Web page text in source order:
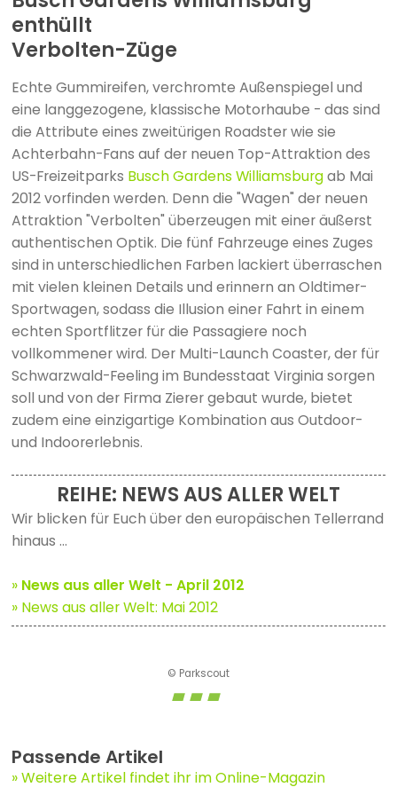
enthüllt
Verbolten-Züge
Echte Gummireifen, verchromte Außenspiegel und
eine langgezogene, klassische Motorhaube - das sind
die Attribute eines zweitürigen Roadster wie sie
Achterbahn-Fans auf der neuen Top-Attraktion des
US-Freizeitparks Busch Gardens Williamsburgab Mai
2012 vorfinden werden. Denn die "Wagen" der neuen
Attraktion "Verbolten" überzeugen mit einer äußerst
authentischen Optik. Die fünf Fahrzeuge eines Zuges
sind in unterschiedlichen Farben lackiert überraschen
mit vielen kleinen Details und erinnern an Oldtimer-
Sportwagen, sodass die Illusion einer Fahrt in einem
echten Sportflitzer für die Passagiere noch
vollkommener wird. Der Multi-Launch Coaster, der für
Schwarzwald-Feeling im Bundesstaat Virginia sorgen
soll und von der Firma Zierer gebaut wurde, bietet
zudem eine einzigartige Kombination aus Outdoor-
und Indoorerlebnis.
REIHE: NEWS AUS ALLER WELT
Wir blicken für Euch über den europäischen Tellerrand
hinaus ...
» News aus aller Welt - April 2012
» News aus aller Welt: Mai 2012
© Parkscout
Passende Artikel
Weitere Artikel findet ihr im Online-Magazin